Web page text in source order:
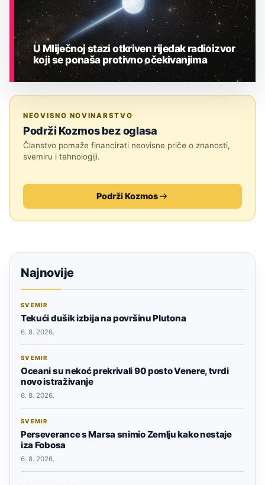
U Mliječnoj stazi otkriven rijedak radioizvor
koji se ponaša protivno očekivanjima
NEOVISNO NOVINARSTVO
Podrži Kozmos bez oglasa
Članstvo pomaže financirati neovisne priče o znanosti,
svemiru i tehnologiji.
Podrži Kozmos
Najnovije
SVEMIR
Tekući dušik izbija na površinu Plutona
6. 8. 2026.
SVEMIR
Oceani su nekoć prekrivali 90 posto Venere, tvrdi
novo istraživanje
6. 8. 2026.
SVEMIR
Perseverance s Marsa snimio Zemlju kako nestaje
iza Fobosa
6. 8. 2026.